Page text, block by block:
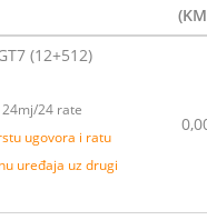
(12+512)
24 rate
ugovora i ratu
uređaja uz drugi